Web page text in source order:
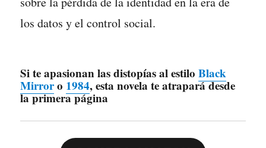
los datos y el control social.
Si te apasionan las distopías al estiloBlack
Mirroro 1984, esta novela te atrapará desde
la primera página